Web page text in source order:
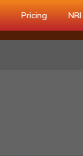
Pricing NRI